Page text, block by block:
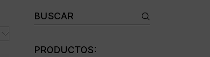
Buscar:
PRODUCTOS: